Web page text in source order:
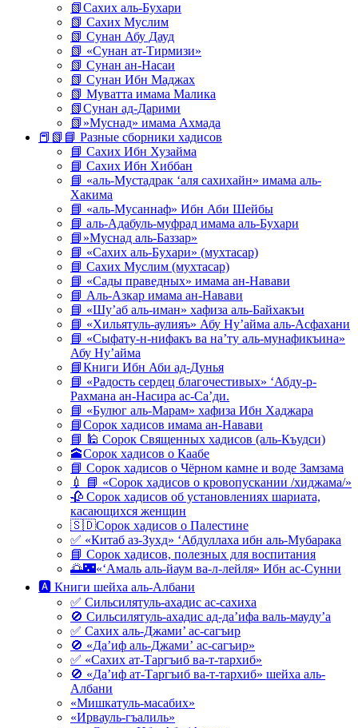
📗Сахих аль-Бухари
📗 Сахих Муслим
📗 Сунан Абу Дауд
📗 «Сунан ат-Тирмизи»
📗 Сунан ан-Насаи
📗 Сунан Ибн Маджах
📗 Муватта имама Малика
📗Сунан ад-Дарими
📗»Муснад» имама Ахмада
📕📗📘 Разные сборники хадисов
📘 Сахих Ибн Хузайма
📘 Сахих Ибн Хиббан
📘 «аль-Мустадрак ‘аля сахихайн» имама аль-
Хакима
📘 «аль-Мусаннаф» Ибн Аби Шейбы
📘 аль-Адабуль-муфрад имама аль-Бухари
📘»Муснад аль-Баззар»
📘 «Сахих аль-Бухари» (мухтасар)
📘 Сахих Муслим (мухтасар)
📘 «Сады праведных» имама ан-Навави
📘 Аль-Азкар имама ан-Навави
📘 «Шу’аб аль-иман» хафиза аль-Байхакъи
📘 «Хильятуль-аулияъ» Абу Ну’айма аль-Асфахани
📘 «Сыфату-н-нифакъ ва на’ту аль-мунафикъина»
Абу Ну’айма
📘Книги Ибн Аби ад-Дунья
📘 «Радость сердец благочестивых» ‘Абду-р-
Рахмана ан-Насира ас-Са’ди.
📘 «Булюг аль-Марам» хафиза Ибн Хаджара
📘Сорок хадисов имама ан-Навави
📘 🕌 Сорок Священных хадисов (аль-Къудси)
🕋Сорок хадисов о Каабе
📘 Сорок хадисов о Чёрном камне и воде Замзама
💉 📘 «Сорок хадисов о кровопускании /хиджама/»
🥀 Сорок хадисов об установлениях шариата,
касающихся женщин
🇸🇩Сорок хадисов о Палестине
✅ «Китаб аз-Зухд» ‘Абдуллаха ибн аль-Мубарака
📘 Сорок хадисов, полезных для воспитания
🌅🌃«‘Амаль аль-йаум ва-л-лейля» Ибн ас-Сунни
🅰 Книги шейха аль-Албани
✅ Сильсилятуль-ахадис ас-сахиха
🚫 Сильсилятуль-ахадис ад-да’ифа валь-мауду’а
✅ Сахих аль-Джами’ ас-сагъир
🚫 «Да’иф аль-Джами’ ас-сагъир»
✅ «Сахих ат-Таргъиб ва-т-тархиб»
🚫 «Да’иф ат-Таргъиб ва-т-тархиб» шейха аль-
Албани
«Мишкатуль-масабих»
«Ирвауль-гъалиль»